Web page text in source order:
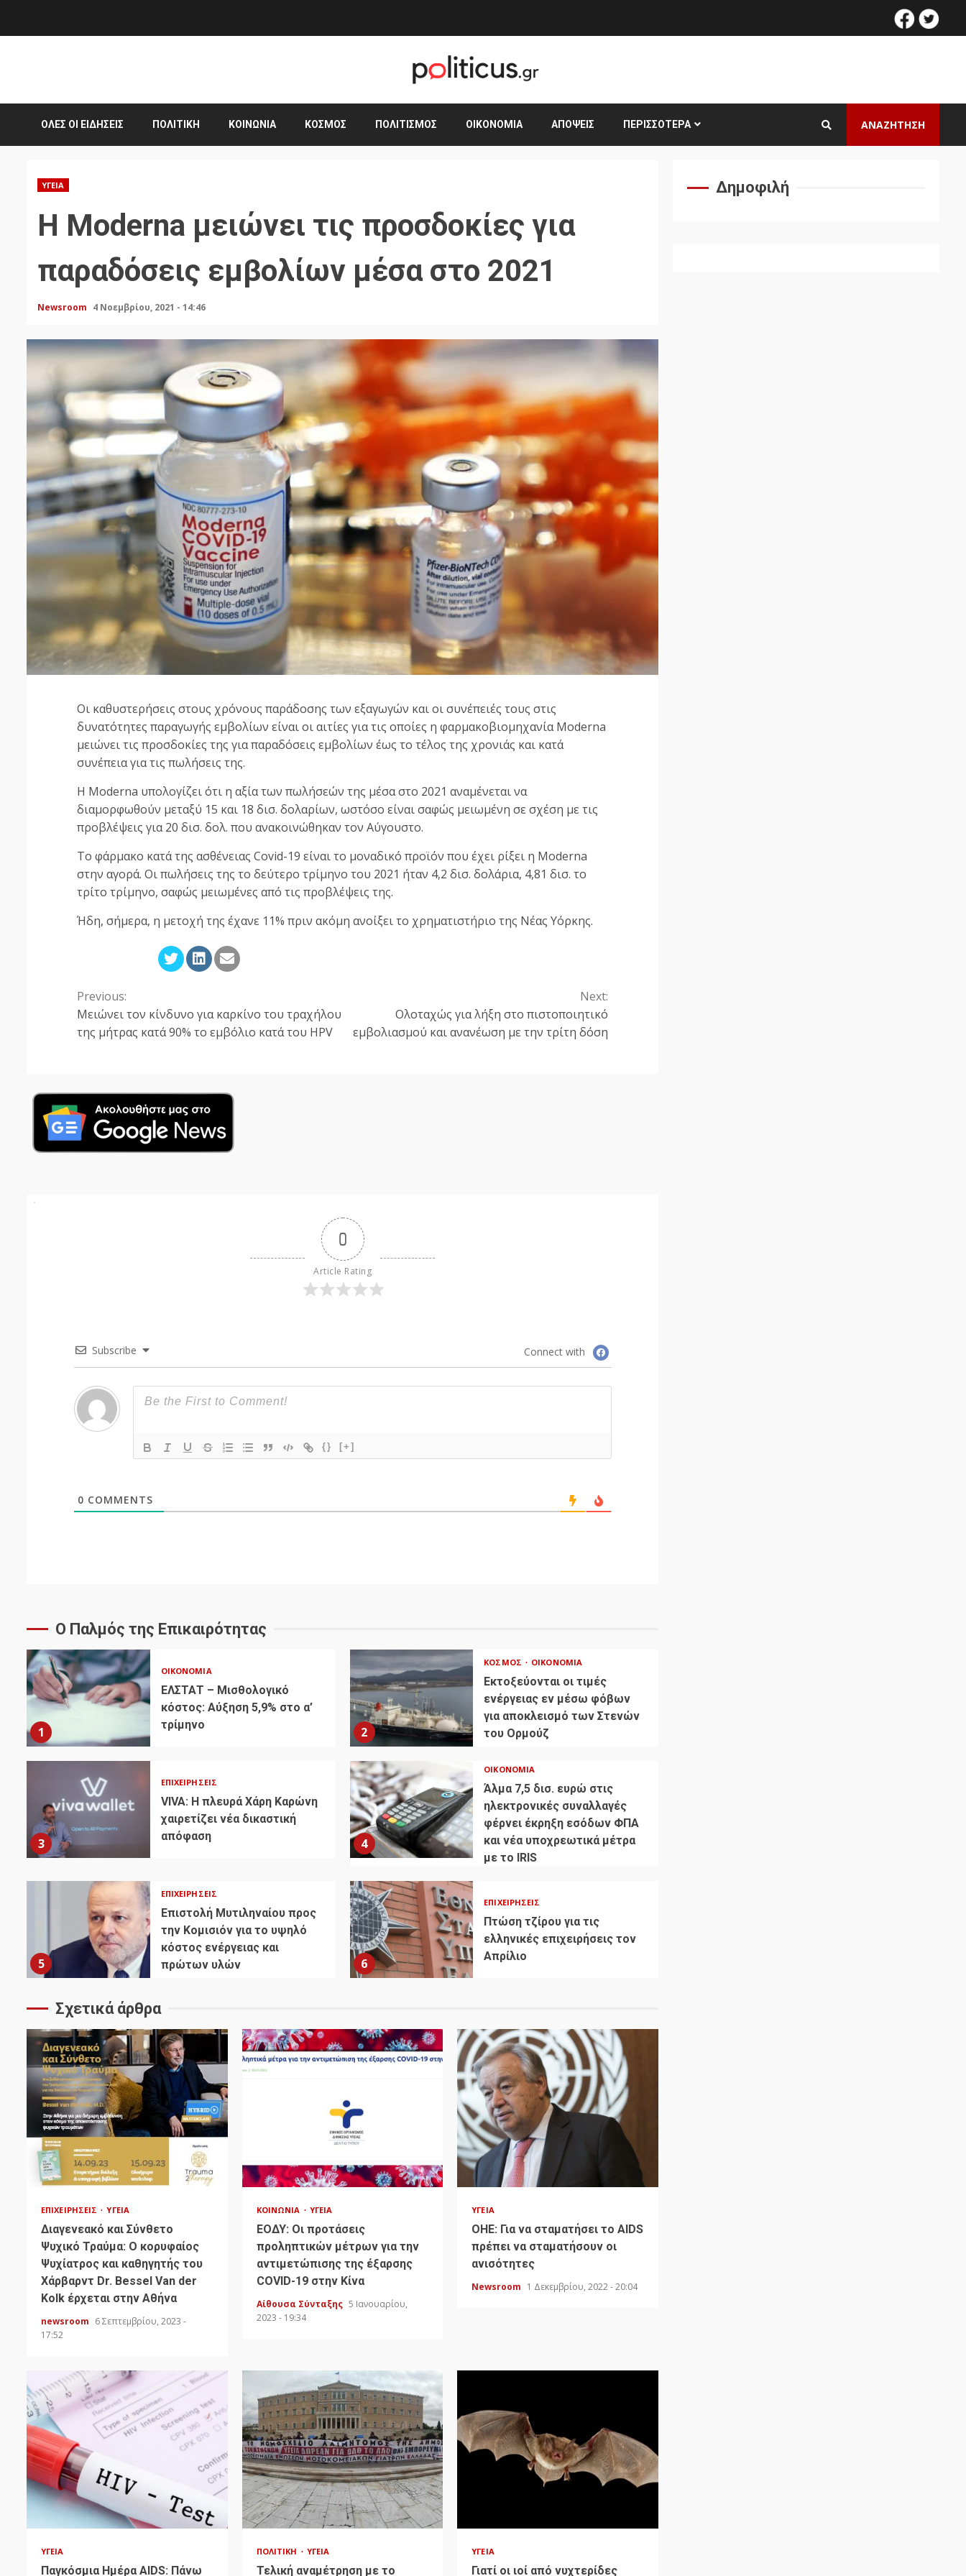
facebook
ΌΛΕΣ ΟΙ ΕΙΔΉΣΕΙΣ ΠΟΛΙΤΙΚΉ ΚΟΙΝΩΝΊΑ ΚΌΣΜΟΣ ΠΟΛΙΤΙΣΜΌΣ ΟΙΚΟΝΟΜΊΑ ΑΠΌΨΕΙΣ ΠΕΡΙΣΣΌΤΕΡΑ ΑΝΑΖΗΤΗΣΗ
ΥΓΕΊΑ
Η Moderna μειώνει τις προσδοκίες για
παραδόσεις εμβολίων μέσα στο 2021
Newsroom 4 Νοεμβρίου, 2021 - 14:46
Οι καθυστερήσεις στους χρόνους παράδοσης των εξαγωγών και οι συνέπειές τους στις
δυνατότητες παραγωγής εμβολίων είναι οι αιτίες για τις οποίες η φαρμακοβιομηχανία Moderna
μειώνει τις προσδοκίες της για παραδόσεις εμβολίων έως το τέλος της χρονιάς και κατά
συνέπεια για τις πωλήσεις της.
Η Moderna υπολογίζει ότι η αξία των πωλήσεών της μέσα στο 2021 αναμένεται να
διαμορφωθούν μεταξύ 15 και 18 δισ. δολαρίων, ωστόσο είναι σαφώς μειωμένη σε σχέση με τις
προβλέψεις για 20 δισ. δολ. που ανακοινώθηκαν τον Αύγουστο.
Το φάρμακο κατά της ασθένειας Covid-19 είναι το μοναδικό προϊόν που έχει ρίξει η Moderna
στην αγορά. Οι πωλήσεις της το δεύτερο τρίμηνο του 2021 ήταν 4,2 δισ. δολάρια, 4,81 δισ. το
τρίτο τρίμηνο, σαφώς μειωμένες από τις προβλέψεις της.
Ήδη, σήμερα, η μετοχή της έχανε 11% πριν ακόμη ανοίξει το χρηματιστήριο της Νέας Υόρκης.
Continue
Reading
Previous:
Μειώνει τον κίνδυνο για καρκίνο του τραχήλου
της μήτρας κατά 90% το εμβόλιο κατά του HPV
Next:
Ολοταχώς για λήξη στο πιστοποιητικό
εμβολιασμού και ανανέωση με την τρίτη δόση
0
Article Rating
Subscribe Connect with
{} [+]
0 COMMENTS
Ο Παλμός της Επικαιρότητας
1
ΟΙΚΟΝΟΜΊΑ
ΕΛΣΤΑΤ – Μισθολογικό
κόστος: Αύξηση 5,9% στο α’
τρίμηνο
2
ΚΌΣΜΟΣ ΟΙΚΟΝΟΜΊΑ
Εκτοξεύονται οι τιμές
ενέργειας εν μέσω φόβων
για αποκλεισμό των Στενών
του Ορμούζ
3
ΕΠΙΧΕΙΡΉΣΕΙΣ
VIVA: Η πλευρά Χάρη Καρώνη
χαιρετίζει νέα δικαστική
απόφαση
4
ΟΙΚΟΝΟΜΊΑ
Άλμα 7,5 δισ. ευρώ στις
ηλεκτρονικές συναλλαγές
φέρνει έκρηξη εσόδων ΦΠΑ
και νέα υποχρεωτικά μέτρα
με το IRIS
5
ΕΠΙΧΕΙΡΉΣΕΙΣ
Επιστολή Μυτιληναίου προς
την Κομισιόν για το υψηλό
κόστος ενέργειας και
πρώτων υλών
6
ΕΠΙΧΕΙΡΉΣΕΙΣ
Πτώση τζίρου για τις
ελληνικές επιχειρήσεις τον
Απρίλιο
Σχετικά άρθρα
ΕΠΙΧΕΙΡΉΣΕΙΣ ΥΓΕΊΑ
Διαγενεακό και Σύνθετο
Ψυχικό Τραύμα: Ο κορυφαίος
Ψυχίατρος και καθηγητής του
Χάρβαρντ Dr. Bessel Van der
Kolk έρχεται στην Αθήνα
newsroom 6 Σεπτεμβρίου, 2023 -
17:52
ΚΟΙΝΩΝΊΑ ΥΓΕΊΑ
ΕΟΔΥ: Οι προτάσεις
προληπτικών μέτρων για την
αντιμετώπισης της έξαρσης
COVID-19 στην Κίνα
Αίθουσα Σύνταξης 5 Ιανουαρίου,
2023 - 19:34
ΥΓΕΊΑ
ΟΗΕ: Για να σταματήσει το AIDS
πρέπει να σταματήσουν οι
ανισότητες
Newsroom 1 Δεκεμβρίου, 2022 - 20:04
ΥΓΕΊΑ
Παγκόσμια Ημέρα AIDS: Πάνω
ΠΟΛΙΤΙΚΉ ΥΓΕΊΑ
Τελική αναμέτρηση με το
ΥΓΕΊΑ
Γιατί οι ιοί από νυχτερίδες
Δημοφιλή